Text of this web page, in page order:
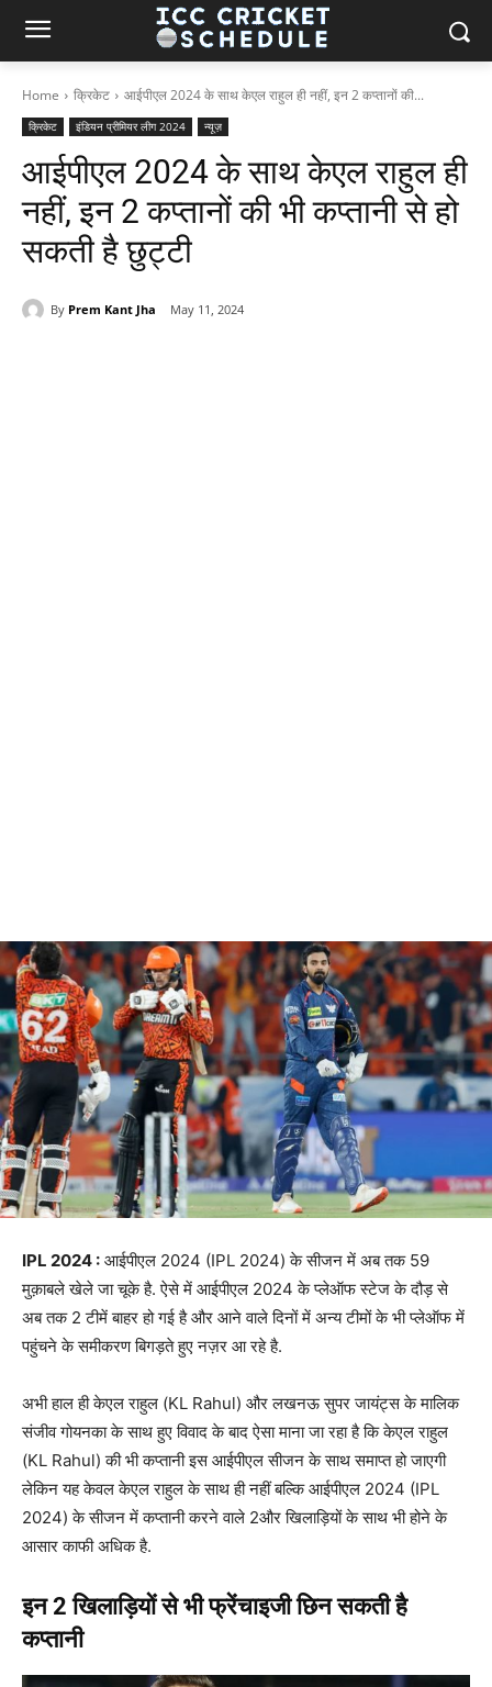
Home क्रिकेट आईपीएल 2024 के साथ केएल राहुल ही नहीं, इन 2 कप्तानों की...
क्रिकेट इंडियन प्रीमियर लीग 2024 न्यूज़
आईपीएल 2024 के साथ केएल राहुल ही
नहीं, इन 2 कप्तानों की भी कप्तानी से हो
सकती है छुट्टी
By Prem Kant Jha May 11, 2024
IPL 2024 : आईपीएल 2024 (IPL 2024) के सीजन में अब तक 59
मुक़ाबले खेले जा चूके है. ऐसे में आईपीएल 2024 के प्लेऑफ स्टेज के दौड़ से
अब तक 2 टीमें बाहर हो गई है और आने वाले दिनों में अन्य टीमों के भी प्लेऑफ में
पहुंचने के समीकरण बिगड़ते हुए नज़र आ रहे है.
अभी हाल ही केएल राहुल (KL Rahul) और लखनऊ सुपर जायंट्स के मालिक
संजीव गोयनका के साथ हुए विवाद के बाद ऐसा माना जा रहा है कि केएल राहुल
(KL Rahul) की भी कप्तानी इस आईपीएल सीजन के साथ समाप्त हो जाएगी
लेकिन यह केवल केएल राहुल के साथ ही नहीं बल्कि आईपीएल 2024 (IPL
2024) के सीजन में कप्तानी करने वाले 2और खिलाड़ियों के साथ भी होने के
आसार काफी अधिक है.
इन 2 खिलाड़ियों से भी फ्रेंचाइजी छिन सकती है
कप्तानी